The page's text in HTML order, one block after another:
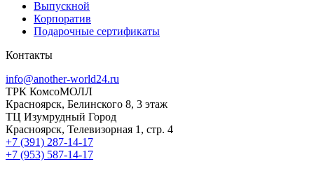
Выпускной
Корпоратив
Подарочные сертификаты
Контакты
info@another-world24.ru
ТРК КомсоМОЛЛ
Красноярск, Белинского 8, 3 этаж
ТЦ Изумрудный Город
Красноярск, Телевизорная 1, стр. 4
+7 (391) 287-14-17
+7 (953) 587-14-17